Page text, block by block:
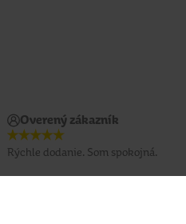
Overený zákazník
Rýchle dodanie. Som spokojná.